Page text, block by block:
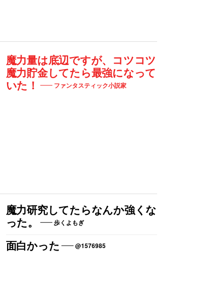
魔力量は底辺ですが、コツコツ
魔力貯金してたら最強になって
いた！
ファンタスティック小説家
魔力研究してたらなんか強くな
った。
歩くよもぎ
面白かった @1576985